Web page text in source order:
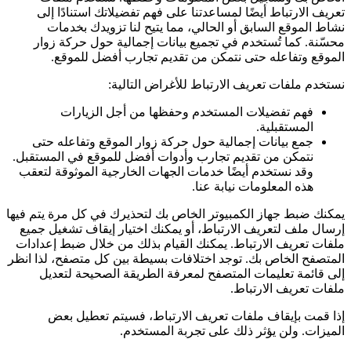
تعريف الارتباط أيضًا لمساعدتنا على فهم تفضيلاتك استنادًا إلى
نشاط الموقع السابق أو الحالي، مما يتيح لنا تزويدك بخدمات
محسّنة. كما تُستخدم في تجميع بيانات إجمالية حول حركة زوار
الموقع وتفاعله حتى نتمكن من تقديم تجارب أفضل للموقع.
نستخدم ملفات تعريف الارتباط للأغراض التالية:
فهم تفضيلات المستخدم وحفظها من أجل الزيارات
المستقبلية.
جمع بيانات إجمالية حول حركة زوار الموقع وتفاعله حتى
نتمكن من تقديم تجارب وأدوات أفضل للموقع في المستقبل.
وقد نستخدم أيضًا خدمات الجهات الخارجية الموثوقة لتعقب
هذه المعلومات نيابة عنا.
يمكنك ضبط جهاز الكمبيوتر الخاص بك لتحذيرك في كل مرة يتم فيها
إرسال ملف لتعريف الارتباط، أو يمكنك اختيار إيقاف تشغيل جميع
ملفات تعريف الارتباط. يمكنك القيام بذلك من خلال ضبط إعدادات
المتصفح الخاص بك. توجد اختلافات بسيطة بين كل متصفح، لذا انظر
إلى قائمة تعليمات المتصفح لمعرفة الطريقة الصحيحة لتعديل
ملفات تعريف الارتباط.
إذا قمت بإيقاف ملفات تعريف الارتباط، فسيتم تعطيل بعض
الميزات. ولن يؤثر ذلك على تجربة المستخدم.